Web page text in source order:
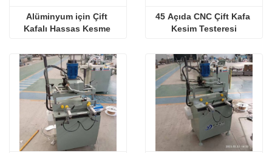
Alüminyum için Çift
Kafalı Hassas Kesme
45 Açıda CNC Çift Kafa
Kesim Testeresi